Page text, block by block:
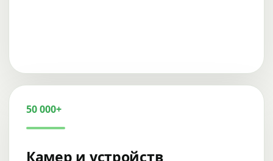
50 000+
Камер и устройств